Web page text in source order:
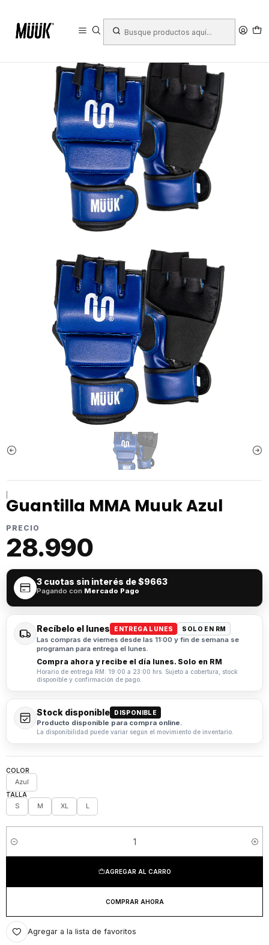
Guantilla MMA Muuk Azul
PRECIO
28.990
3 cuotas sin interés de$9663
Pagando con Mercado Pago
Recíbelo el lunes ENTREGA LUNES SOLO EN RM
Las compras de viernes desde las 11:00 y fin de semana se
programan para entrega el lunes.
Compra ahora y recibe el día lunes. Solo en RM
Horario de entrega RM: 19:00 a 23:00 hrs. Sujeto a cobertura, stock
disponible y confirmación de pago.
Stock disponible DISPONIBLE
Producto disponible para compra online.
La disponibilidad puede variar según el movimiento de inventario.
COLOR
Azul
TALLA
S M XL L
Cantidad
AGREGAR AL CARRO
COMPRAR AHORA
Agregar a la lista de favoritos